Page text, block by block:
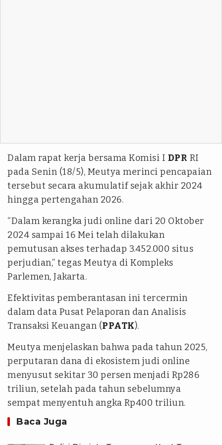
Dalam rapat kerja bersama Komisi I DPR RI
pada Senin (18/5), Meutya merinci pencapaian
tersebut secara akumulatif sejak akhir 2024
hingga pertengahan 2026.
“Dalam kerangka judi online dari 20 Oktober
2024 sampai 16 Mei telah dilakukan
pemutusan akses terhadap 3.452.000 situs
perjudian,” tegas Meutya di Kompleks
Parlemen, Jakarta.
Efektivitas pemberantasan ini tercermin
dalam data Pusat Pelaporan dan Analisis
Transaksi Keuangan (PPATK).
Meutya menjelaskan bahwa pada tahun 2025,
perputaran dana di ekosistem judi online
menyusut sekitar 30 persen menjadi Rp286
triliun, setelah pada tahun sebelumnya
sempat menyentuh angka Rp400 triliun.
Baca Juga